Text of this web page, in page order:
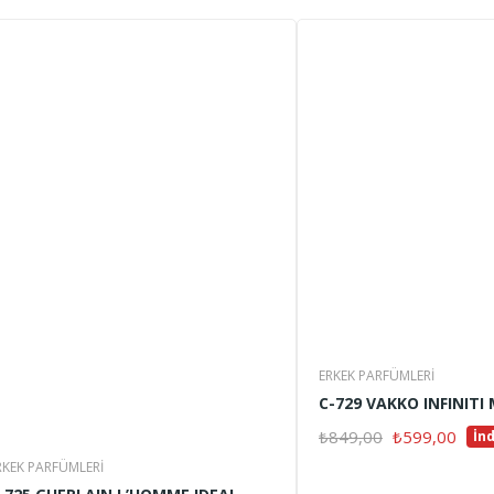
PARFÜMLERI
ERKEK PARFÜMLERI
C-729 VAKKO
₺849,00 Orijinal
₺599,00 Şu
DEVAMINI OKU